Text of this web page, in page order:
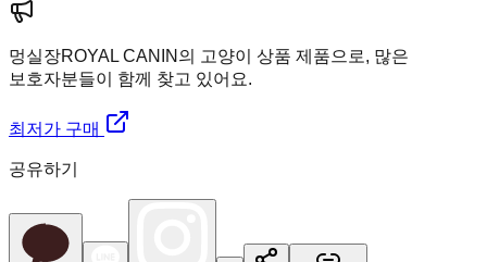
멍실장ROYAL CANIN의 고양이 상품 제품으로, 많은
보호자분들이 함께 찾고 있어요.
최저가 구매
공유하기